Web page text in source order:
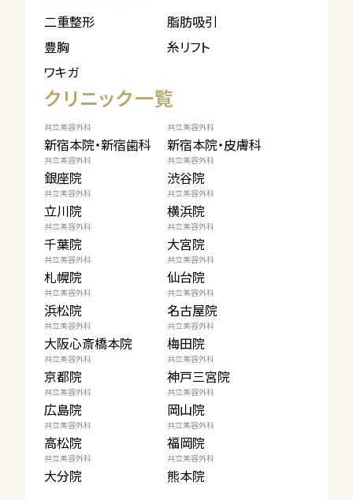
二重整形
脂肪吸引
豊胸
糸リフト
ワキガ
クリニック一覧
共立美容外科
新宿本院・新宿歯科
共立美容外科
新宿本院・皮膚科
共立美容外科
銀座院
共立美容外科
渋谷院
共立美容外科
立川院
共立美容外科
横浜院
共立美容外科
千葉院
共立美容外科
大宮院
共立美容外科
札幌院
共立美容外科
仙台院
共立美容外科
浜松院
共立美容外科
名古屋院
共立美容外科
大阪心斎橋本院
共立美容外科
梅田院
共立美容外科
京都院
共立美容外科
神戸三宮院
共立美容外科
広島院
共立美容外科
岡山院
共立美容外科
高松院
共立美容外科
福岡院
共立美容外科
大分院
共立美容外科
熊本院